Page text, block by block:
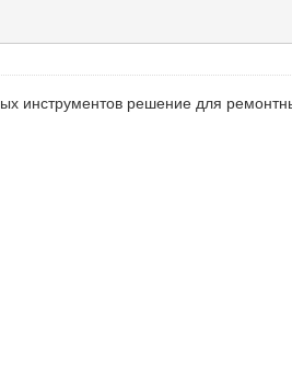
инструментов решение для